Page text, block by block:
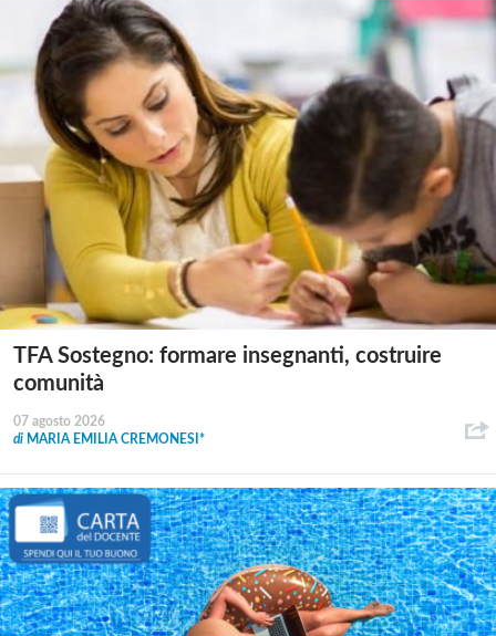
TFA Sostegno: formare insegnanti, costruire
comunità
07 agosto 2026
di MARIA EMILIA CREMONESI*